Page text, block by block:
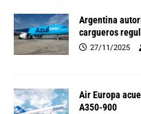
Argentina
cargueros
27/11/2025
Air Europa
A350-900